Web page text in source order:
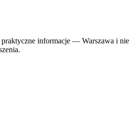
informacje — Warszawa i nie